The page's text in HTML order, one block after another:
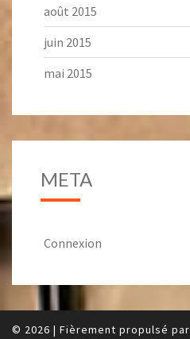
août 2015
juin 2015
mai 2015
META
Connexion
© 2026 | Fièrement propulsé par